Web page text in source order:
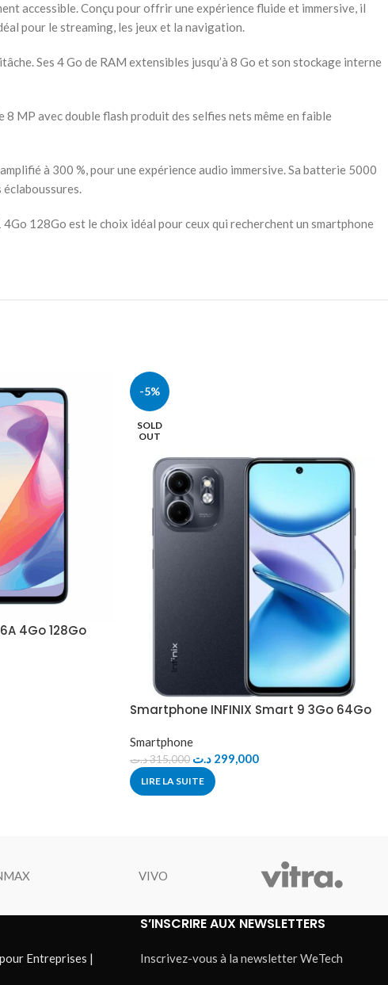
accessible. Conçu pour offrir une expérience fluide et immersive, il
pour le streaming, les jeux et la navigation.
Ses 4 Go de RAM extensibles jusqu’à 8 Go et son stockage interne
MP avec double flash produit des selfies nets même en faible
à 300 %, pour une expérience audio immersive. Sa batterie 5000
128Go est le choix idéal pour ceux qui recherchent un smartphone
4Go 128Go
-5%
SOLD
OUT
Smartphone INFINIX Smart 9 3Go 64Go
Smartphone
315,000د.ت 299,000 د.ت
LIRE LA SUITE
VIVO
Entreprises |
S’INSCRIRE AUX NEWSLETTERS
Inscrivez-vous à la newsletter WeTech